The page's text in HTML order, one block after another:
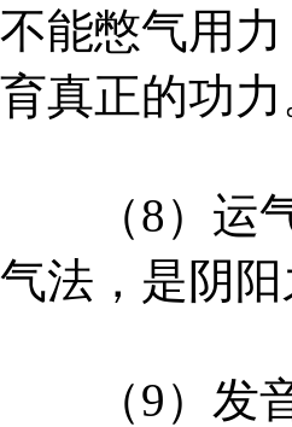
不能憋气用
育真正的功力
（8）运气
气法，是阴
（9）发音